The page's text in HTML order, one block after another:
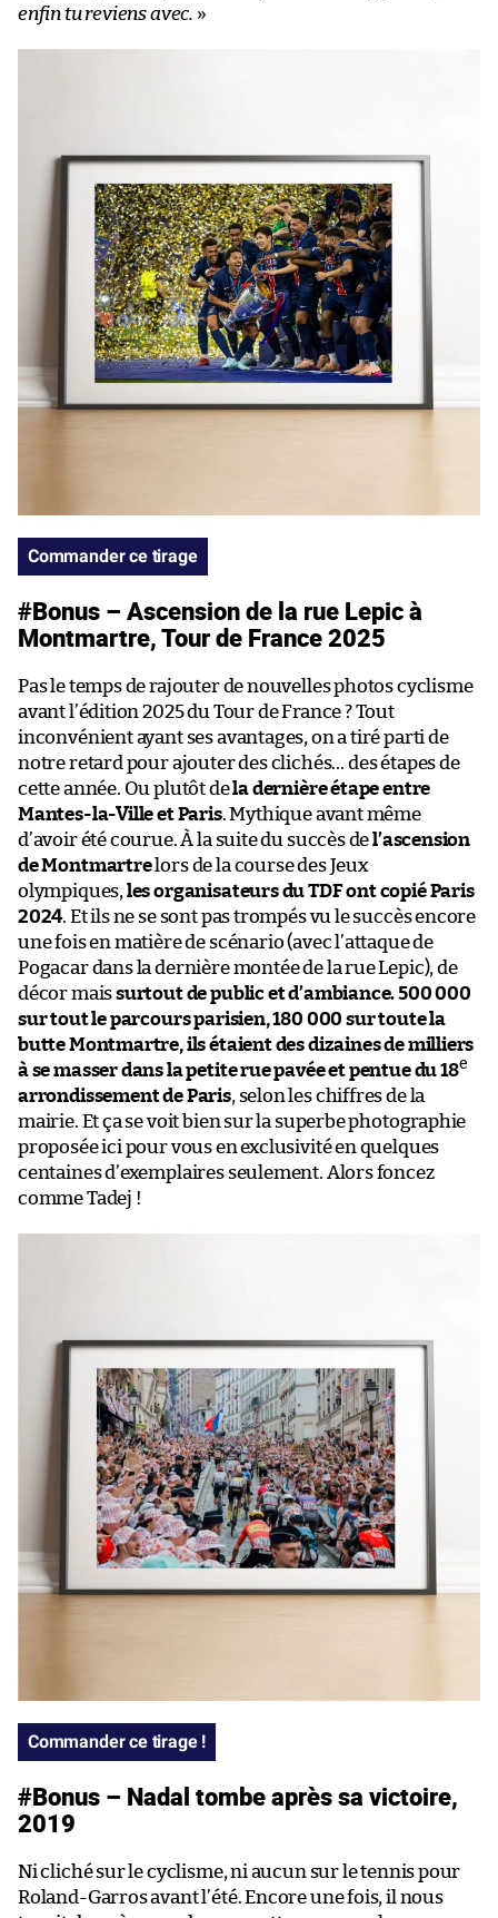
enfin tu reviens avec. »
Commander ce tirage
#Bonus – Ascension de la rue Lepic à
Montmartre, Tour de France 2025
Pas le temps de rajouter de nouvelles photos cyclisme
avant l’édition 2025 du Tour de France ? Tout
inconvénient ayant ses avantages, on a tiré parti de
notre retard pour ajouter des clichés… des étapes de
cette année. Ou plutôt dela dernière étape entre
Mantes-la-Ville et Paris. Mythique avant même
d’avoir été courue. À la suite du succès del’ascension
de Montmartrelors de la course des Jeux
olympiques, les organisateurs du TDF ont copié Paris
2024. Et ils ne se sont pas trompés vu le succès encore
une fois en matière de scénario (avec l’attaque de
Pogacar dans la dernière montée de la rue Lepic), de
décor maissurtout de public et d’ambiance. 500 000
sur tout le parcours parisien, 180 000 sur toute la
butte Montmartre, ils étaient des dizaines de milliers
à se masser dans la petite rue pavée et pentue du 18e
arrondissement de Paris, selon les chiffres de la
mairie. Et ça se voit bien sur la superbe photographie
proposée ici pour vous en exclusivité en quelques
centaines d’exemplaires seulement. Alors foncez
comme Tadej !
Commander ce tirage !
#Bonus – Nadal tombe après sa victoire,
2019
Ni cliché sur le cyclisme, ni aucun sur le tennis pour
Roland-Garros avant l’été. Encore une fois, il nous